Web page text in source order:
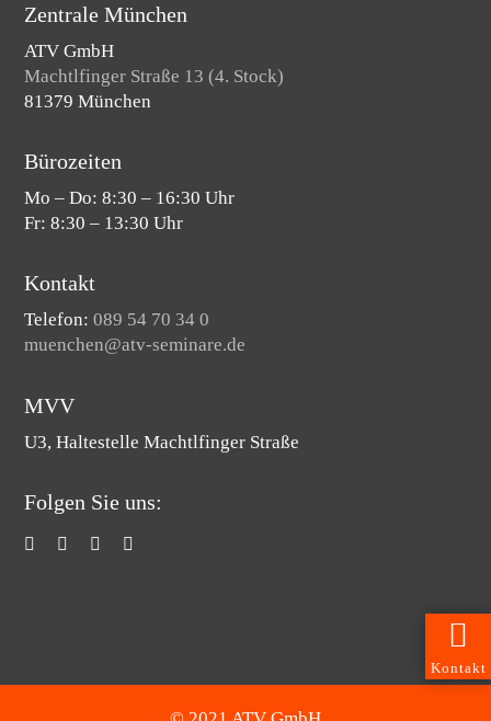
Kontakt
Zentrale München
ATV GmbH
Machtlfinger Straße 13 (4. Stock)
81379 München
Bürozeiten
Mo – Do: 8:30 – 16:30 Uhr
Fr: 8:30 – 13:30 Uhr
Kontakt
Telefon:089 54 70 34 0
muenchen@atv-seminare.de
MVV
U3, Haltestelle Machtlfinger Straße
Folgen Sie uns: